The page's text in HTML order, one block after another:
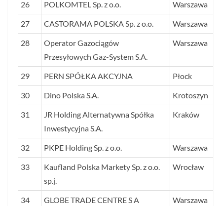
26 POLKOMTEL Sp. z o.o. Warszawa
27 CASTORAMA POLSKA Sp. z o.o. Warszawa
28
Operator Gazociągów
Przesyłowych Gaz-System S.A.
Warszawa
29 PERN SPÓŁKA AKCYJNA Płock
30 Dino Polska S.A. Krotoszyn
31
JR Holding Alternatywna Spółka
Inwestycyjna S.A.
Kraków
32 PKPE Holding Sp. z o.o. Warszawa
33
Kaufland Polska Markety Sp. z o.o.
sp.j.
Wrocław
34 GLOBE TRADE CENTRE S A Warszawa